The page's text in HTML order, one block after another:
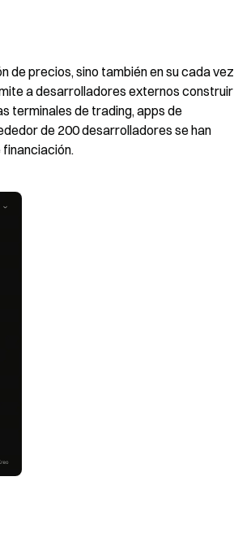
de precios, sino también en su cada vez
a desarrolladores externos construir
terminales de trading, apps de
de 200 desarrolladores se han